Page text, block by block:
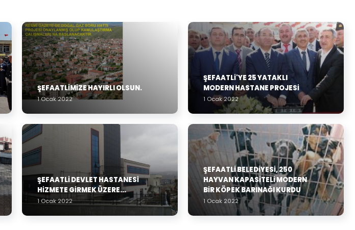
ŞEFAATLİMİZE HAYIRLI OLSUN.
1 Ocak 2022
ŞEFAATLİ'YE 25 YATAKLI
MODERN HASTANE PROJESİ
1 Ocak 2022
ŞEFAATLİ DEVLET HASTANESİ
HİZMETE GİRMEK ÜZERE...
1 Ocak 2022
ŞEFAATLİ BELEDİYESİ, 250
HAYVAN KAPASİTELİ MODERN
BİR KÖPEK BARINAĞI KURDU
1 Ocak 2022